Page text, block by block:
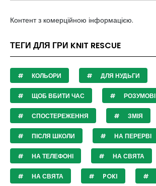
Контент з комерційною інформацією.
ТЕГИ ДЛЯ ГРИ KNIT RESCUE
КОЛЬОРИ ДЛЯ НУДЬГИ
ЩОБ ВБИТИ ЧАС РОЗУМОВІ
СПОСТЕРЕЖЕННЯ ЗМІЯ
ПІСЛЯ ШКОЛИ НА ПЕРЕРВІ
НА ТЕЛЕФОНІ НА СВЯТА
НА СВЯТА POKI